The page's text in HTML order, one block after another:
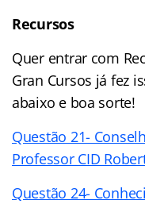
Recursos
Quer entrar com
Gran Cursos já fez
abaixo e boa sorte!
Questão 21-
Professor CID
Questão 24-